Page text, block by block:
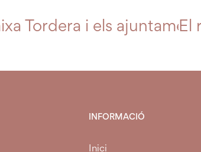
Tordera i els El
INFORMACIÓ
Inici